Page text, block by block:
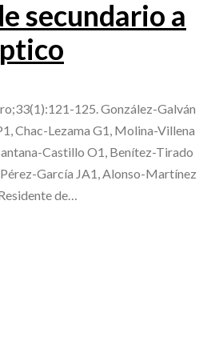
secundario a
125. González-Galván
Chac-Lezama G1, Molina-Villena
Castillo O1, Benítez-Tirado
García JA1, Alonso-Martínez
de…